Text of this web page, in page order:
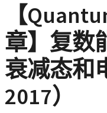
【
章】复数
衰减态和
2017）